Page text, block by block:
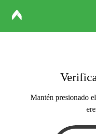
Mantén presionado